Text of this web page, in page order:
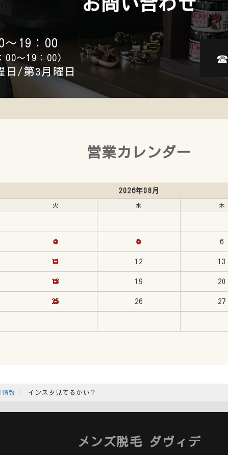
～19：00
00～19：00)
日/第3月曜日
☎︎
営業カレンダー
2026年08月
火 水 木
4 5 6
11 12 13
18 19 20
25 26 27
報 インスタ見てるかい？
メンズ脱毛 ダヴィデ